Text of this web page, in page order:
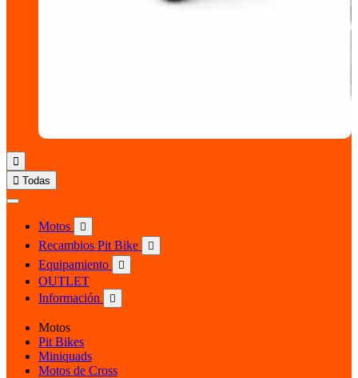

 Todas
Motos 
Recambios Pit Bike 
Equipamiento 
OUTLET
Información

Motos
Pit Bikes
Miniquads
Motos de Cross